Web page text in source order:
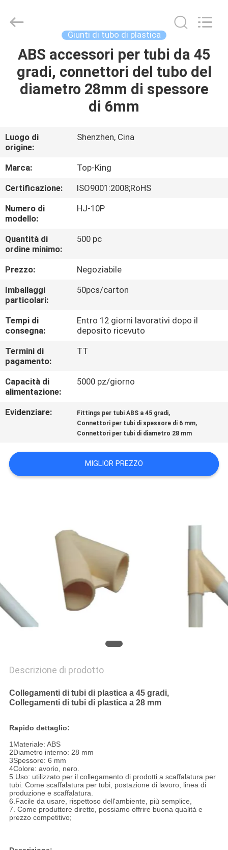
CASA.
PRODOTTI
DI
NOI
VISITA
ALLA
FABBRICA
CONTROLLO
DELLA
QUALITÀ
CONTATTACI
CHIEDI UN
PREVENTIVO
DEL
POLITICA
Jingji
Technology
Reserved.
Giunti di tubo di plastica
ABS accessori per tubi da 45
gradi, connettori del tubo del
diametro 28mm di spessore
di 6mm
Luogo di
origine:
Shenzhen, Cina
Marca:
Top-King
Certificazione:
ISO9001:2008;RoHS
Numero di
modello:
HJ-10P
Quantità di
ordine minimo:
500 pc
Prezzo:
Negoziabile
Imballaggi
particolari:
50pcs/carton
Tempi di
consegna:
Entro 12 giorni lavorativi dopo il
deposito ricevuto
Termini di
pagamento:
TT
Capacità di
alimentazione:
5000 pz/giorno
Evidenziare: Fittings per tubi ABS a 45 gradi,
Connettori per tubi di spessore di 6 mm,
Connettori per tubi di diametro 28 mm
MIGLIOR PREZZO
Descrizione di prodotto
Collegamenti di tubi di plastica a 45 gradi,
Collegamenti di tubi di plastica a 28 mm
Rapido dettaglio:
1Materiale: ABS
2Diametro interno: 28 mm
3Spessore: 6 mm
4Colore: avorio, nero.
5.Uso: utilizzato per il collegamento di prodotti a scaffalatura per
tubi. Come scaffalatura per tubi, postazione di lavoro, linea di
produzione e scaffalatura.
6.Facile da usare, rispettoso dell'ambiente, più semplice,
7. Come produttore diretto, possiamo offrire buona qualità e
prezzo competitivo;